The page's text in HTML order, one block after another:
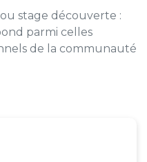
stage découverte :
parmi celles
de la communauté